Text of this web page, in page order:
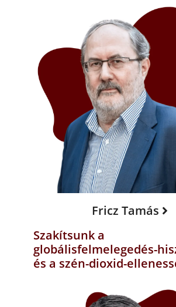
Fricz Tamás
Szakítsunk a
globálisfelmelegedés-
és a szén-dioxid-